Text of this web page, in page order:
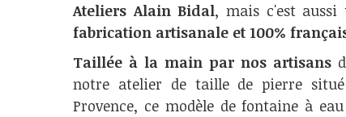
Ateliers Alain Bidal, mais c'est aussi
fabrication artisanale et 100%
Taillée à la main par nos artisans
notre atelier de taille de pierre
Provence, ce modèle de fontaine à